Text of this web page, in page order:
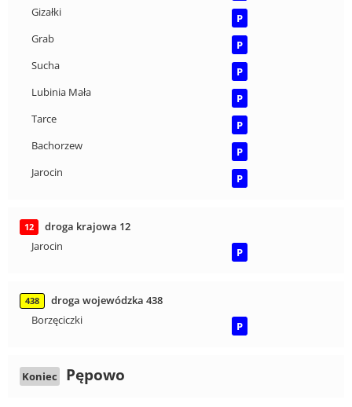
Gizałki
P
Grab
P
Sucha
P
Lubinia Mała
P
Tarce
P
Bachorzew
P
Jarocin
P
12
droga krajowa 12
Jarocin
P
438
droga wojewódzka 438
Borzęciczki
P
Koniec Pępowo